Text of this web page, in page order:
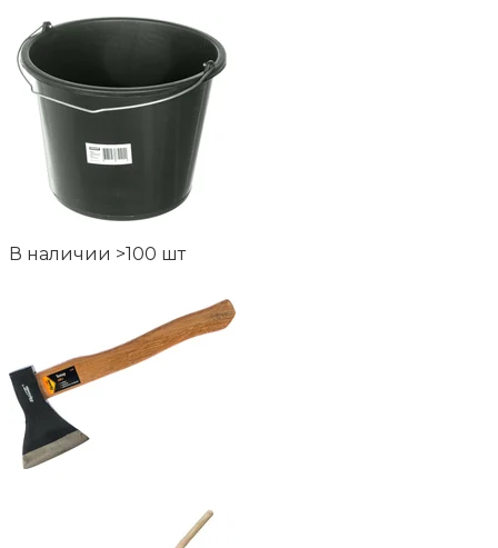
В наличии >100 шт